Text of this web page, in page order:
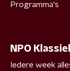
Programma's
NPO
Iedere week